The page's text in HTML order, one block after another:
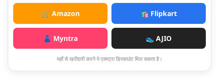
🛒 Amazon 🛍️ Flipkart
👗 Myntra 👟 AJIO
यहाँ से खरीदारी करने पे एक्स्ट्रा डिस्काउंट मिल सकता है।